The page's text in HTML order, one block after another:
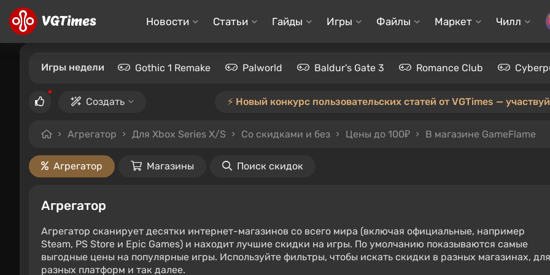
Новости Статьи Гайды Игры Файлы Маркет Чилл
Игры недели Gothic 1 Remake Palworld Baldur's Gate 3 Romance Club
Создать ⚡️ Новый конкурс пользовательских статей от VGTimes —
Агрегатор Для Xbox Series X/S Со скидками и без Цены до 100₽ В магазине GameFlame
Агрегатор Магазины Поиск скидок
Агрегатор
Агрегатор сканирует десятки интернет-магазинов со всего мира (включая официальные, например
Steam, PS Store и Epic Games) и находит лучшие скидки на игры. По умолчанию показываются самые
выгодные цены на популярные игры. Используйте фильтры, чтобы искать скидки в разных магазинах, для
разных платформ и так далее.